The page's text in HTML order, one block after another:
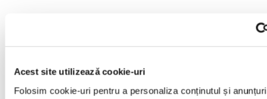
Acest site utilizează cookie-uri
Folosim cookie-uri pentru a personaliza conținutul și